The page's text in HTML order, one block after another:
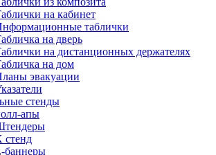
на кабинет
таблички
на дверь
на дистанционных держателях
на дом
эвакуации
стенды
апы
стенд
баннеры